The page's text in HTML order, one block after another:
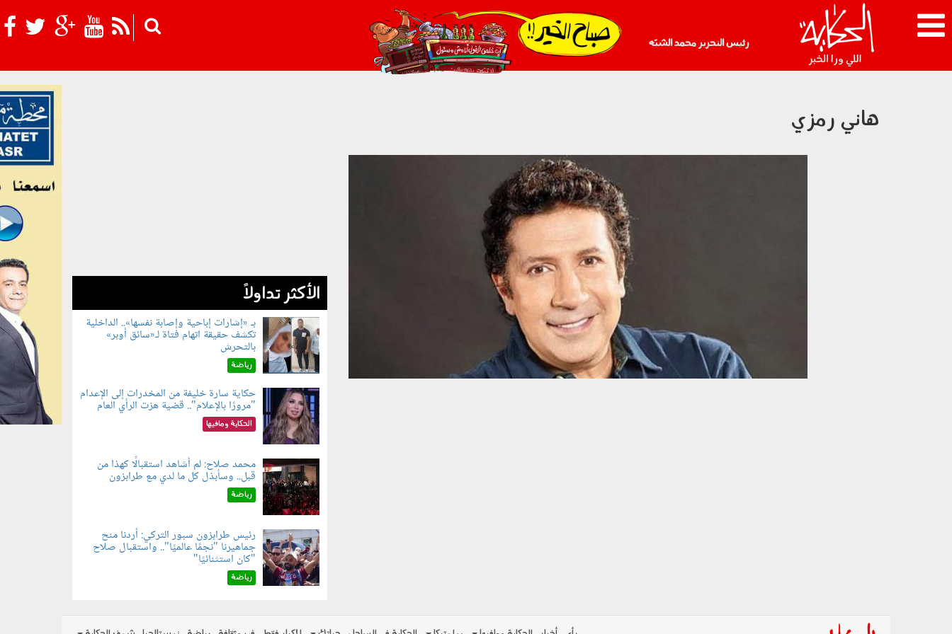
رئيس التحرير محمد الشبّه
021_2.png
هاني رمزي
الأكثر تداولاً
060804.jpg
بـ «إشارات إباحية وإصابة نفسها».. الداخلية
تكشف حقيقة اتهام فتاة لـ«سائق أوبر»
بالتحرش
رياضة
060801.jpeg
حكاية سارة خليفة من المخدرات إلى الإعدام
"مرورًا بالإعلام".. قضية هزت الرأي العام
الحكاية ومافيها
060802.jpg
محمد صلاح: لم أشاهد استقبالًا كهذا من
قبل.. وسأبذل كل ما لدي مع طرابزون
رياضة
060803.jpg
رئيس طرابزون سبور التركي: أردنا منح
جماهيرنا "نجمًا عالميًا".. واستقبال صلاح
"كان استثنائيًا"
رياضة